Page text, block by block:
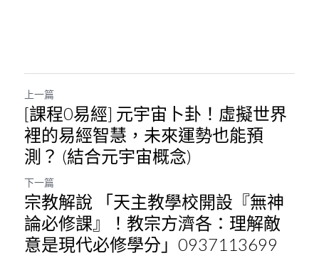
上一篇
[課程0易經] 元宇宙卜卦！虛擬世界
裡的易經智慧，未來運勢也能預
測？ (結合元宇宙概念)
下一篇
宗教解說 「天主教學校開設『無神
論必修課』！教宗方濟各：理解敵
意是現代必修學分」0937113699